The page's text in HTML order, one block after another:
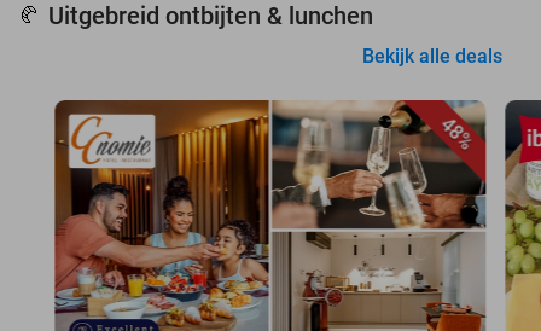
🥐 Uitgebreid ontbijten & lunchen
Bekijk alle deals
48%